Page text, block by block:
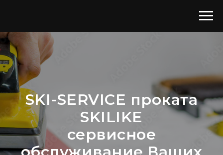
SKI-SERVICE проката
SKILIKE
сервисное